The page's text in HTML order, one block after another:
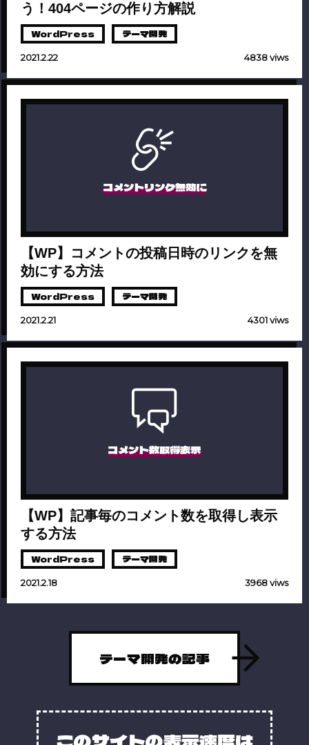
う！404ページの作り方解説
WordPress テーマ開発
2021.2.22 4838 viws
コメントリンク無効に
【WP】コメントの投稿日時のリンクを無
効にする方法
WordPress テーマ開発
2021.2.21 4301 viws
コメント数取得表示
【WP】記事毎のコメント数を取得し表示
する方法
WordPress テーマ開発
2021.2.18 3968 viws
テーマ開発の記事